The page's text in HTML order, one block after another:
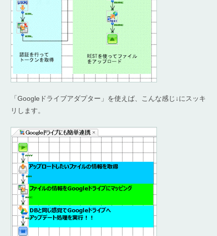
「Googleドライブアダプター」を使えば、こんな感じ↓にスッキ
リします。